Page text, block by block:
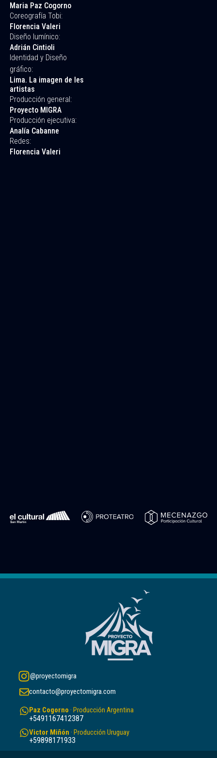
Maria Paz Cogorno
Coreografía Tobi:
Florencia Valeri
Diseño lumínico:
Adrián Cintioli
Identidad y Diseño
gráfico:
Lima. La imagen de les
artistas
Producción general:
Proyecto MIGRA
Producción ejecutiva:
Analía Cabanne
Redes:
Florencia Valeri
@proyectomigra
contacto@proyectomigra.com
Paz Cogorno · Producción Argentina
+5491167412387
Victor Miñón · Producción Uruguay
+59898171933